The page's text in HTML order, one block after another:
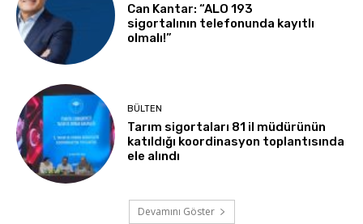
Can Kantar: “ALO 193
sigortalının telefonunda kayıtlı
olmalı!”
BÜLTEN
Tarım sigortaları 81 il müdürünün
katıldığı koordinasyon toplantısında
ele alındı
Devamını Göster